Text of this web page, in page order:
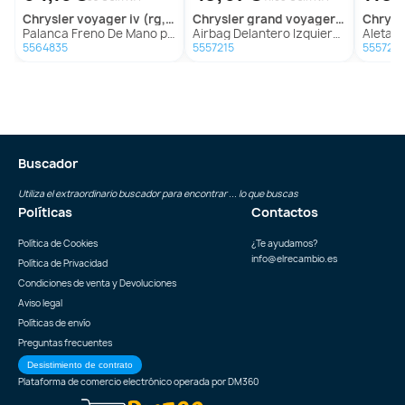
chryslervoyager iv (rg, rs)
Palanca Freno De Mano para Chrysler Voyager Iv (Rg, Rs)
5564835
chryslergrand voyager v (rt)
Airbag Delantero Izquierdo para Chrysler Grand Voyager V (Rt)
5557215
Aleta
5557217
Buscador
Utiliza el extraordinario buscador para encontrar ... lo que buscas
Políticas
Política de Cookies
Política de Privacidad
Condiciones de venta y Devoluciones
Aviso legal
Políticas de envío
Preguntas frecuentes
Desistimiento de contrato
Contactos
¿Te ayudamos?
info@elrecambio.es
Plataforma de comercio electrónico operada porDM360